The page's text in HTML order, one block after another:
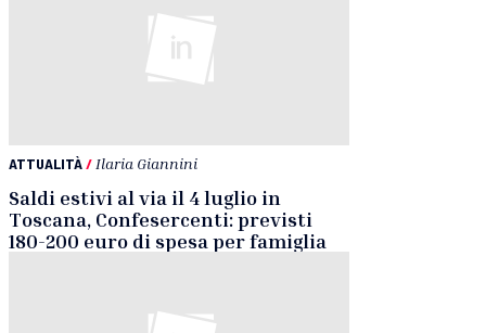
ATTUALITÀ/ Ilaria Giannini
Saldi estivi al via il 4 luglio in
Toscana, Confesercenti: previsti
180-200 euro di spesa per famiglia